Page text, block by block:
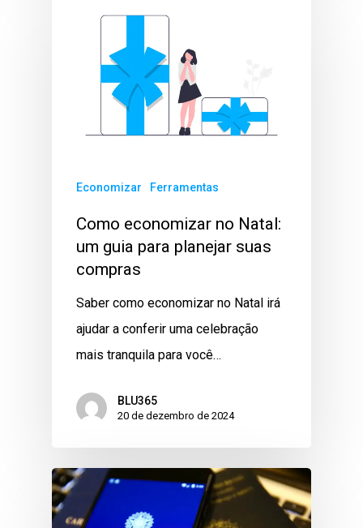
Economizar Ferramentas
Como economizar no Natal:
um guia para planejar suas
compras
Saber como economizar no Natal irá
ajudar a conferir uma celebração
mais tranquila para você…
BLU365
20 de dezembro de 2024